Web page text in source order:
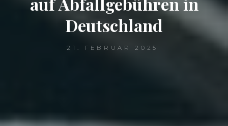
Deutschland
21. FEBRUAR 2025